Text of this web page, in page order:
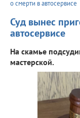
о смерти в автосервисе
Суд вынес
автосервисе
На скамье
мастерской.